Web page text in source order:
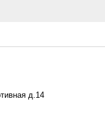
указать
д.14